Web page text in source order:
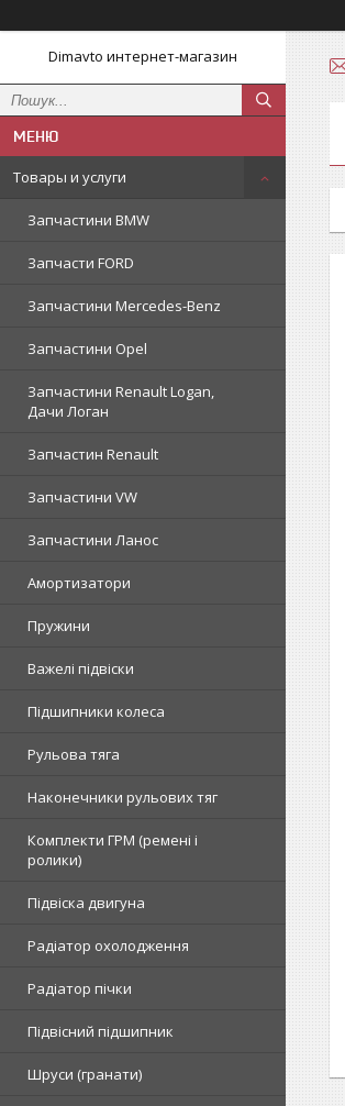
Dimavto интернет-магазин
Товары и услуги
Запчастини BMW
Запчасти FORD
Запчастини Mercedes-Benz
Запчастини Opel
Запчастини Renault Logan,
Дачи Логан
Запчастин Renault
Запчастини VW
Запчастини Ланос
Амортизатори
Пружини
Важелі підвіски
Підшипники колеса
Рульова тяга
Наконечники рульових тяг
Комплекти ГРМ (ремені і
ролики)
Підвіска двигуна
Радіатор охолодження
Радіатор пічки
Підвісний підшипник
Шруси (гранати)